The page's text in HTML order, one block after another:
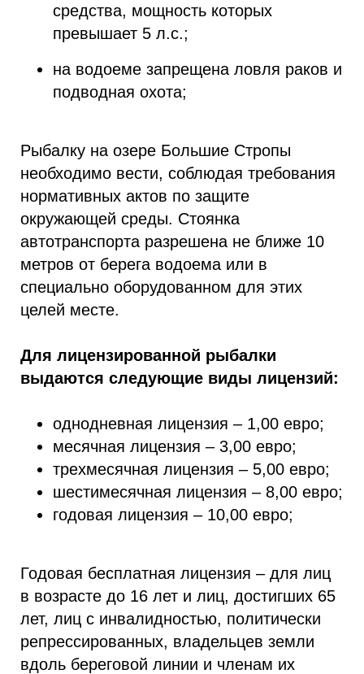
средства, мощность которых
превышает 5 л.с.;
на водоеме запрещена ловля раков и
подводная охота;
Рыбалку на озере Большие Стропы
необходимо вести, соблюдая требования
нормативных актов по защите
окружающей среды. Стоянка
автотранспорта разрешена не ближе 10
метров от берега водоема или в
специально оборудованном для этих
целей месте.
Для лицензированной рыбалки
выдаются следующие виды лицензий:
однодневная лицензия – 1,00 евро;
месячная лицензия – 3,00 евро;
трехмесячная лицензия – 5,00 евро;
шестимесячная лицензия – 8,00 евро;
годовая лицензия – 10,00 евро;
Годовая бесплатная лицензия – для лиц
в возрасте до 16 лет и лиц, достигших 65
лет, лиц с инвалидностью, политически
репрессированных, владельцев земли
вдоль береговой линии и членам их